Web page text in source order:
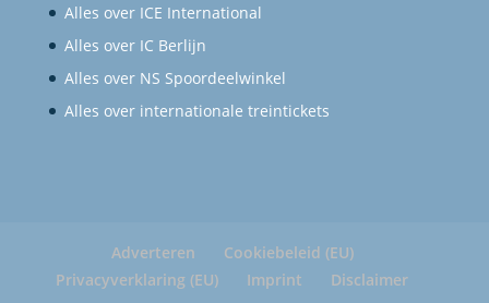
Alles over ICE International
Alles over IC Berlijn
Alles over NS Spoordeelwinkel
Alles over internationale treintickets
Adverteren
Cookiebeleid (EU)
Privacyverklaring (EU)
Imprint Disclaimer